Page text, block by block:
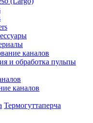
каналов
и обработка пульпы
каналов
Термогуттаперча